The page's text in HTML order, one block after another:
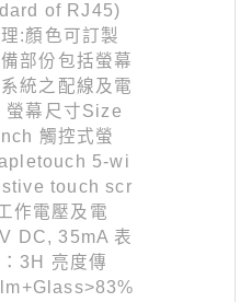
of RJ45)
:顏色可訂製
部份包括螢幕
統之配線及電
螢幕尺寸Size
觸控式螢
5-wi
touch scr
作電壓及電
DC, 35mA 表
3H 亮度傳